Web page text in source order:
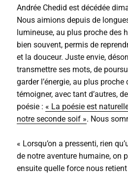
Andrée Chedid est décédée
Nous aimions depuis de
lumineuse, au plus proche des
bien souvent, permis de
et la douceur. Juste envie,
transmettre ses mots, de
garder l’énergie, au plus proche
témoigner, avec tant d’autres,
poésie : « La poésie est
notre seconde soif ». Nous
« Lorsqu’on a pressenti, rien
de notre aventure humaine, on
ensuite quelle force nous retient